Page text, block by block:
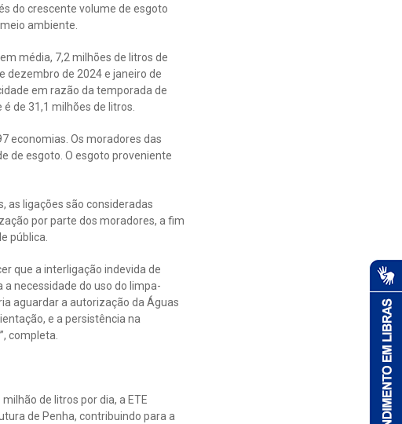
do crescente volume de esgoto
ambiente.
média, 7,2 milhões de litros de
dezembro de 2024 e janeiro de
em razão da temporada de
de 31,1 milhões de litros.
economias. Os moradores das
de esgoto. O esgoto proveniente
as ligações são consideradas
por parte dos moradores, a fim
pública.
que a interligação indevida de
necessidade do uso do limpa-
aguardar a autorização da Águas
e a persistência na
completa.
de litros por dia, a ETE
de Penha, contribuindo para a